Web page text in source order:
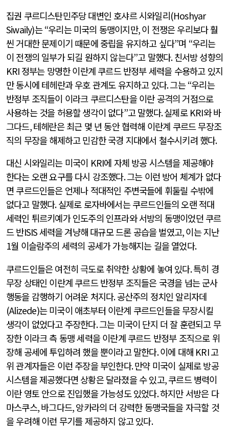
집권 쿠르디스탄민주당 대변인 호샤르 시와일리(Hoshyar
Siwaily)는“우리는 미국의 동맹이지만,이 전쟁은 우리보다 훨
씬 거대한 문제이기 때문에 중립을 유지하고 싶다”며 “우리는
이 전쟁의 일부가 되길 원하지 않는다”고 말했다.친서방 성향의
KRI 정부는 망명한 이란계 쿠르드 반정부 세력을 수용하고 있지
만 동시에 테헤란과 우호 관계도 유지하고 있다.그는“우리는
반정부 조직들이 이라크 쿠르디스탄을 이란 공격의 거점으로
사용하는 것을 허용할 생각이 없다”고 말했다.실제로 KRI와 바
그다드,테헤란은 최근 몇 년 동안 협력해 이란계 쿠르드 무장조
직의 무장을 해제하고 민감한 국경 지대에서 철수시키려 했다.
대신 시와일리는 미국이 KRI에 자체 방공 시스템을 제공해야
한다는 오랜 요구를 다시 강조했다.그는 이런 방어 체계가 없다
면 쿠르드인들은 언제나 적대적인 주변국들에 휘둘릴 수밖에
없다고 말했다.실제로 로자바에서는 쿠르드인들의 오랜 적대
세력인 튀르키예가 인도주의 인프라와 서방의 동맹이었던 쿠르
드 반ISIS세력을 겨냥해 대규모 드론 공습을 벌였고,이는 지난
1월 이슬람주의 세력의 공세가 가능해지는 길을 열었다.
쿠르드인들은 여전히 극도로 취약한 상황에 놓여 있다.특히 경
무장 상태인 이란계 쿠르드 반정부 조직들은 국경을 넘는 군사
행동을 감행하기 어려운 처지다.공산주의 정치인 알리자데
(Alizede)는 미국이 애초부터 이란계 쿠르드인들을 무장시킬
생각이 없었다고 주장한다.그는 미국이 단지 더 잘 훈련되고 무
장한 이라크 측 동맹 세력을 이란계 쿠르드 반정부 조직으로 위
장해 공세에 투입하려 했을 뿐이라고 말한다.이에 대해 KRI고
위 관계자들은 이런 주장을 부인한다.만약 미국이 실제로 방공
시스템을 제공했다면 상황은 달라졌을 수 있고,쿠르드 병력이
이란 영토 안으로 진입했을 가능성도 있었다.하지만 서방은 다
마스쿠스,바그다드,앙카라의 더 강력한 동맹국들을 자극할 것
을 우려해 이런 무기를 제공하지 않고 있다.